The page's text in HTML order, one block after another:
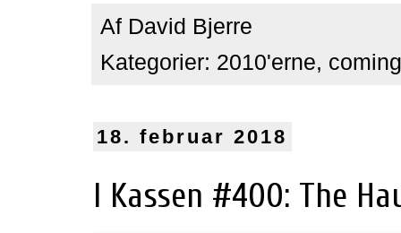
Af David Bjerre
Kategorier: 2010'erne,
18. februar 2018
I Kassen #400: The